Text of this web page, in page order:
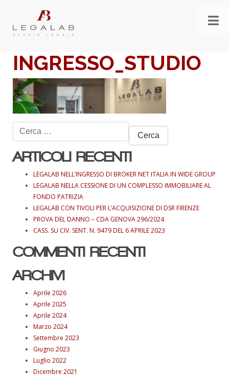
INGRESSO_STUDIO
Ricerca
per:
ARTICOLI RECENTI
LEGALAB NELL’INGRESSO DI BROKER NET ITALIA IN WIDE GROUP
LEGALAB NELLA CESSIONE DI UN COMPLESSO IMMOBILIARE AL
FONDO PATRIZIA
LEGALAB CON TIVOLI PER L’ACQUISIZIONE DI DSR FIRENZE
PROVA DEL DANNO – CDA GENOVA 296/2024
CASS. SU CIV. SENT. N. 9479 DEL 6 APRILE 2023
COMMENTI RECENTI
ARCHIVI
Aprile 2026
Aprile 2025
Aprile 2024
Marzo 2024
Settembre 2023
Giugno 2023
Luglio 2022
Dicembre 2021